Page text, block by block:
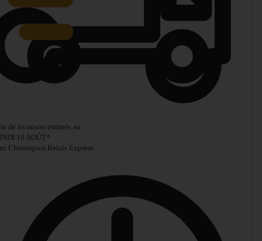
de livraison estimée au
10 AOÛT*
Chronopost Relais Express